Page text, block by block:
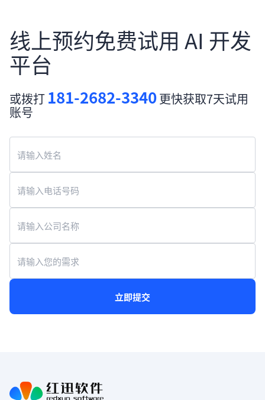
线上预约免费试用 AI 开发
平台
或拨打 181-2682-3340更快获取7天试用
账号
立即提交